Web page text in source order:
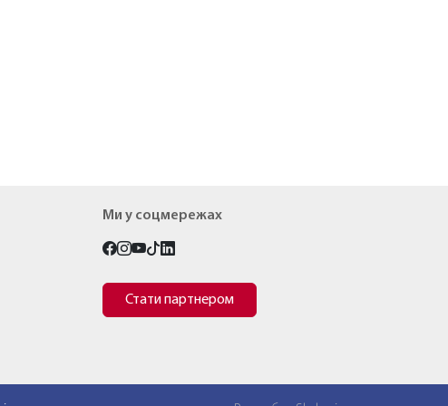
Ми у соцмережах
Стати партнером